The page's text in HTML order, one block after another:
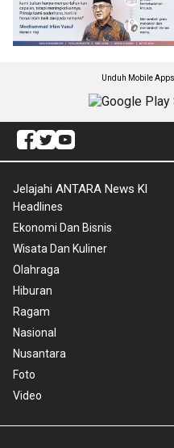
Unduh Mobile
Jelajahi ANTARA News Kl
Headlines
Ekonomi Dan Bisnis
Wisata Dan Kuliner
Olahraga
Hiburan
Ragam
Nasional
Nusantara
Foto
Video